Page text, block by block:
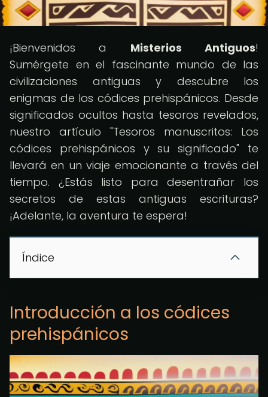
¡Bienvenidos a Misterios Antiguos!
Sumérgete en el fascinante mundo de las
civilizaciones antiguas y descubre los
enigmas de los códices prehispánicos. Desde
significados ocultos hasta tesoros revelados,
nuestro artículo "Tesoros manuscritos: Los
códices prehispánicos y su significado" te
llevará en un viaje emocionante a través del
tiempo. ¿Estás listo para desentrañar los
secretos de estas antiguas escrituras?
¡Adelante, la aventura te espera!
Índice
Introducción a los códices
prehispánicos